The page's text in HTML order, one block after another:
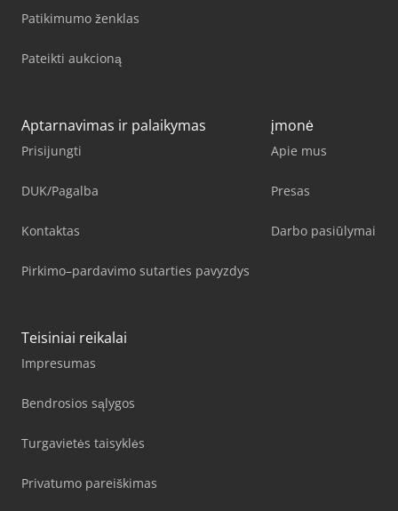
Patikimumo ženklas
Pateikti aukcioną
Aptarnavimas ir palaikymas
Prisijungti
DUK/Pagalba
Kontaktas
Pirkimo–pardavimo sutarties pavyzdys
įmonė
Apie mus
Presas
Darbo pasiūlymai
Teisiniai reikalai
Impresumas
Bendrosios sąlygos
Turgavietės taisyklės
Privatumo pareiškimas